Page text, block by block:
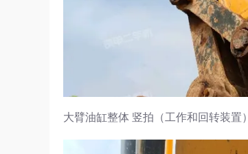
大臂油缸整体 竖拍（工作和回转装置）